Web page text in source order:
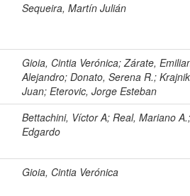
Sequeira, Martín Julián
Gioia, Cintia Verónica; Zárate,
Alejandro; Donato, Serena R.;
Juan; Eterovic, Jorge Esteban
Bettachini, Víctor A; Real, Mariano
Edgardo
Gioia, Cintia Verónica